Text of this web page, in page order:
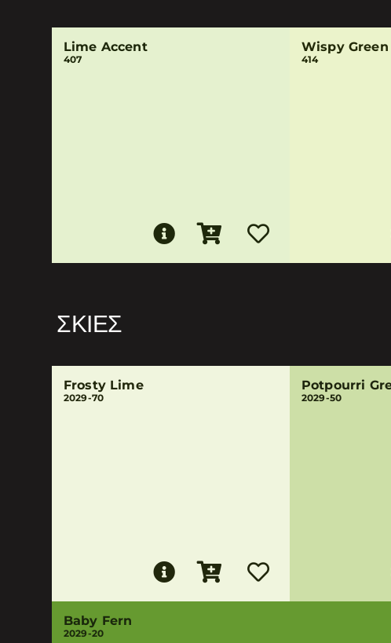
Lime Accent
407
Wispy Green
414
ΣΚΙΈΣ
Frosty Lime
2029-70
Potpourri
2029-50
Baby Fern
2029-20